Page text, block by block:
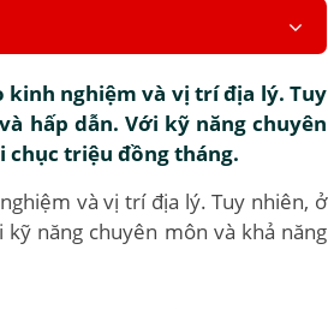
nghiệm và vị trí địa lý. Tuy
hấp dẫn. Với kỹ năng chuyên
chục triệu đồng tháng.
và vị trí địa lý. Tuy nhiên, ở
năng chuyên môn và khả năng